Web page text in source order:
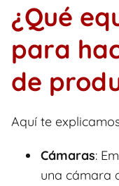
¿Qué
para
de
Aquí te
Cámaras:
una cámara